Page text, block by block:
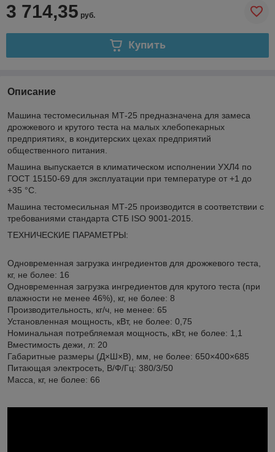
3 714,35 руб.
Купить
Описание
Машина тестомесильная МТ-25 предназначена для замеса
дрожжевого и крутого теста на малых хлебопекарных
предприятиях, в кондитерских цехах предприятий
общественного питания.
Машина выпускается в климатическом исполнении УХЛ4 по
ГОСТ 15150-69 для эксплуатации при температуре от +1 до
+35 °С.
Машина тестомесильная МТ-25 производится в соответствии с
требованиями стандарта СТБ ISO 9001-2015.
ТЕХНИЧЕСКИЕ ПАРАМЕТРЫ:
Одновременная загрузка ингредиентов для дрожжевого теста,
кг, не более: 16
Одновременная загрузка ингредиентов для крутого теста (при
влажности не менее 46%), кг, не более: 8
Производительность, кг/ч, не менее: 65
Установленная мощность, кВт, не более: 0,75
Номинальная потребляемая мощность, кВт, не более: 1,1
Вместимость дежи, л: 20
Габаритные размеры (Д×Ш×В), мм, не более: 650×400×685
Питающая электросеть, В/Ф/Гц: 380/3/50
Масса, кг, не более: 66